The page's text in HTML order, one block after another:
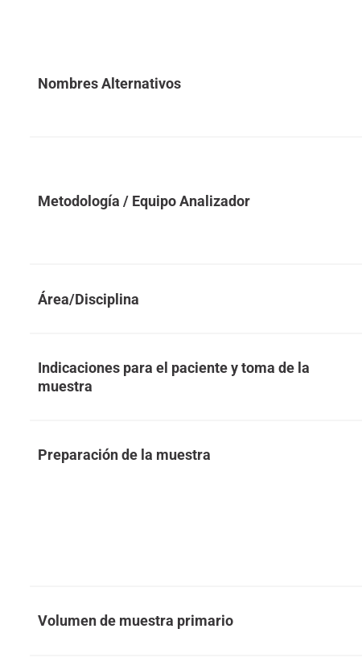
Nombres Alternativos
Metodología / Equipo Analizador
Área/Disciplina
Indicaciones para el paciente y toma de la
muestra
Preparación de la muestra
Volumen de muestra primario